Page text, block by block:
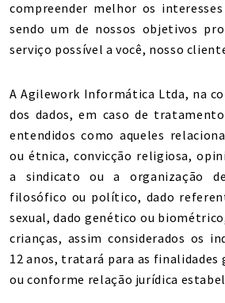
compreender melhor os
sendo um de nossos objetivos
serviço possível a você, nosso
A Agilework Informática Ltda, na
dos dados, em caso de
entendidos como aqueles
ou étnica, convicção religiosa,
a sindicato ou a organização
filosófico ou político, dado
sexual, dado genético ou
crianças, assim considerados os
12 anos, tratará para as finalidades
ou conforme relação jurídica